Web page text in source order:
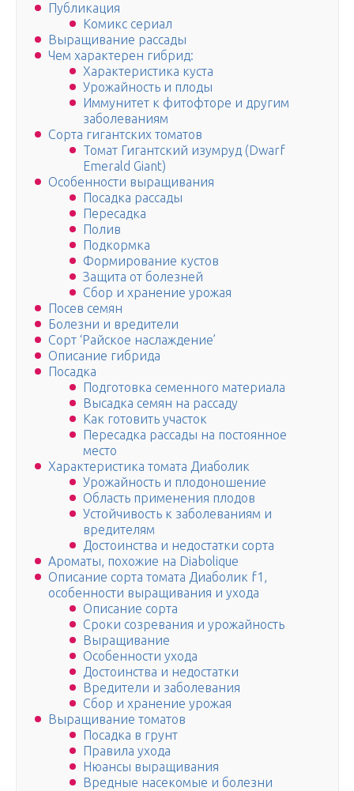
Публикация
Комикс сериал
Выращивание рассады
Чем характерен гибрид:
Характеристика куста
Урожайность и плоды
Иммунитет к фитофторе и другим
заболеваниям
Сорта гигантских томатов
Томат Гигантский изумруд (Dwarf
Emerald Giant)
Особенности выращивания
Посадка рассады
Пересадка
Полив
Подкормка
Формирование кустов
Защита от болезней
Сбор и хранение урожая
Посев семян
Болезни и вредители
Сорт ‘Райское наслаждение’
Описание гибрида
Посадка
Подготовка семенного материала
Высадка семян на рассаду
Как готовить участок
Пересадка рассады на постоянное
место
Характеристика томата Диаболик
Урожайность и плодоношение
Область применения плодов
Устойчивость к заболеваниям и
вредителям
Достоинства и недостатки сорта
Ароматы, похожие на Diabolique
Описание сорта томата Диаболик f1,
особенности выращивания и ухода
Описание сорта
Сроки созревания и урожайность
Выращивание
Особенности ухода
Достоинства и недостатки
Вредители и заболевания
Сбор и хранение урожая
Выращивание томатов
Посадка в грунт
Правила ухода
Нюансы выращивания
Вредные насекомые и болезни